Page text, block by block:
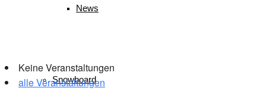
News
Snowboard
Keine Veranstaltungen
alle Veranstaltungen